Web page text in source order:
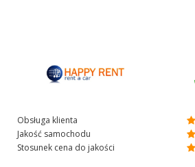
Obsługa klienta
Jakość samochodu
Stosunek cena do jakości